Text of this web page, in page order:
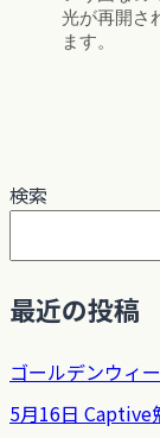
光が再開さ
ます。
検索
最近の投稿
ゴールデンウィ
5月16日 Captive